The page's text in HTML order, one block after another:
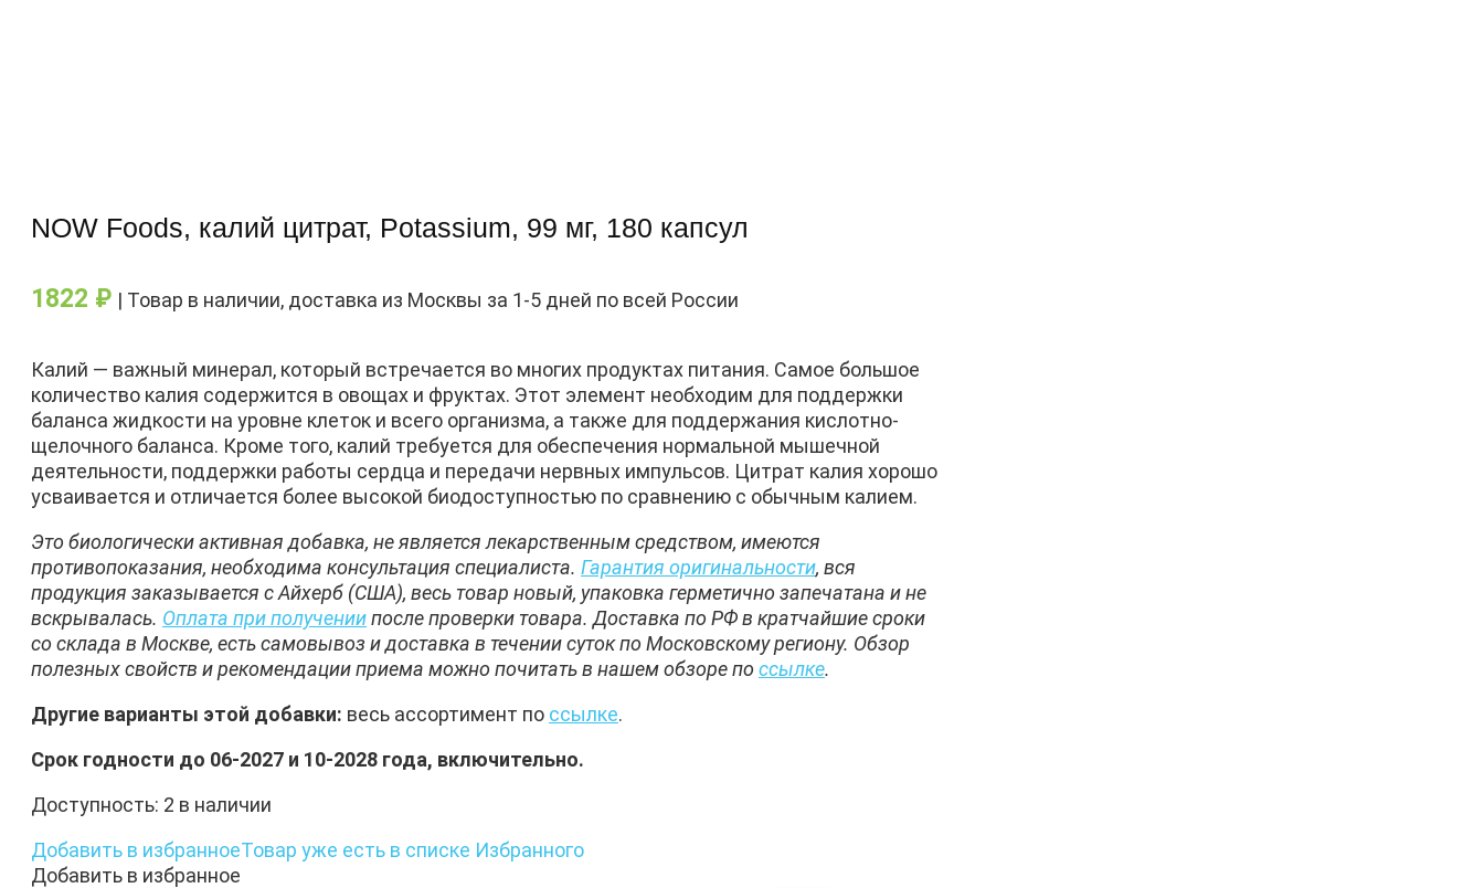
NOW Foods, калий цитрат, Potassium, 99 мг, 180 капсул
1822 ₽ | Товар в наличии, доставка из Москвы за 1-5 дней по всей России
Калий — важный минерал, который встречается во многих продуктах питания. Самое большое
количество калия содержится в овощах и фруктах. Этот элемент необходим для поддержки
баланса жидкости на уровне клеток и всего организма, а также для поддержания кислотно-
щелочного баланса. Кроме того, калий требуется для обеспечения нормальной мышечной
деятельности, поддержки работы сердца и передачи нервных импульсов. Цитрат калия хорошо
усваивается и отличается более высокой биодоступностью по сравнению с обычным калием.
Это биологически активная добавка, не является лекарственным средством, имеются
противопоказания, необходима консультация специалиста. Гарантия оригинальности, вся
продукция заказывается с Айхерб (США), весь товар новый, упаковка герметично запечатана и не
вскрывалась. Оплата при получениипосле проверки товара. Доставка по РФ в кратчайшие сроки
со склада в Москве, есть самовывоз и доставка в течении суток по Московскому региону. Обзор
полезных свойств и рекомендации приема можно почитать в нашем обзоре по ссылке.
Другие варианты этой добавки: весь ассортимент по ссылке.
Срок годности до 06-2027 и 10-2028 года, включительно.
Доступность: 2 в наличии
Добавить в избранноеТовар уже есть в списке Избранного
Добавить в избранное